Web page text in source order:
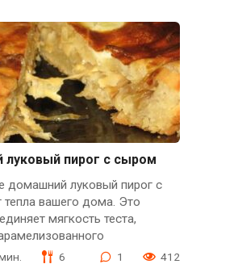
пирог с сыром
домашний луковый пирог с
вашего дома. Это
мягкость теста,
6 1 412